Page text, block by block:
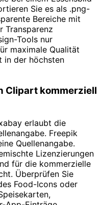
Sie es als .png-
Bereiche mit
Transparenz
Tools nur
maximale Qualität
in der höchsten
Clipart kommerziell
erlaubt die
Freepik
Quellenangabe.
Lizenzierungen
für die kommerzielle
Überprüfen Sie
Food-Icons oder